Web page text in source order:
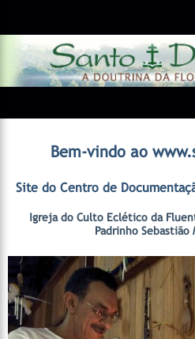
Bem-vindo ao
Site do Centro de
Igreja do Culto Eclético da
Padrinho Sebastião